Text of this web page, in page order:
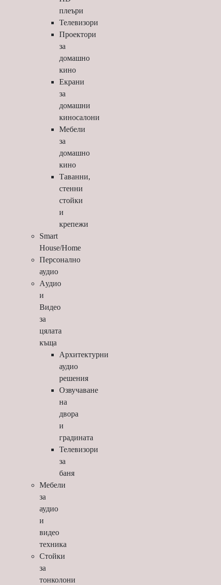
плеъри
Телевизори
Проектори
за
домашно
кино
Екрани
за
домашни
киносалони
Мебели
за
домашно
кино
Таванни,
стенни
стойки
и
крепежи
Smart
House/Home
Персонално
аудио
Aудио
и
Видео
за
цялата
къща
Архитектурни
аудио
решения
Озвучаване
на
двора
и
градината
Телевизори
за
баня
Мебели
за
аудио
и
видео
техника
Стойки
за
тонколони